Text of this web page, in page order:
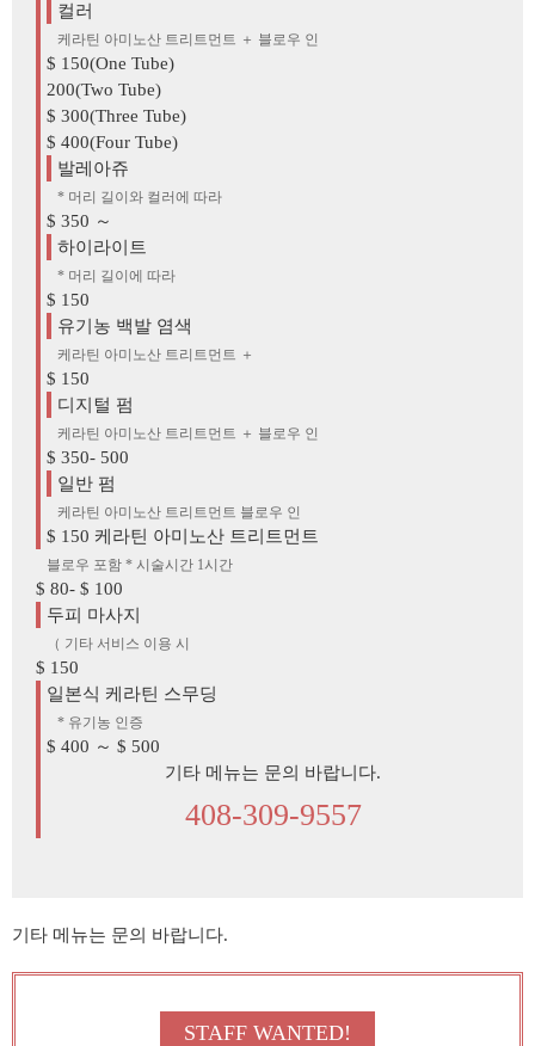
컬러
케라틴 아미노산 트리트먼트 ＋ 블로우 인
$ 150(One Tube)
200(Two Tube)
$ 300(Three Tube)
$ 400(Four Tube)
발레아쥬
* 머리 길이와 컬러에 따라
$ 350 ～
하이라이트
* 머리 길이에 따라
$ 150
유기농 백발 염색
케라틴 아미노산 트리트먼트 ＋
$ 150
디지털 펌
케라틴 아미노산 트리트먼트 ＋ 블로우 인
$ 350- 500
일반 펌
케라틴 아미노산 트리트먼트 블로우 인
$ 150 케라틴 아미노산 트리트먼트
블로우 포함 * 시술시간 1시간
$ 80- $ 100
두피 마사지
（ 기타 서비스 이용 시
$ 150
일본식 케라틴 스무딩
* 유기농 인증
$ 400 ～ $ 500
기타 메뉴는 문의 바랍니다.
408-309-9557
기타 메뉴는 문의 바랍니다.
STAFF WANTED!